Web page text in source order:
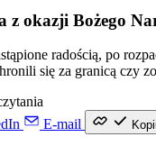
z okazji Bożego
radością, po
się za granicą czy
E-mail